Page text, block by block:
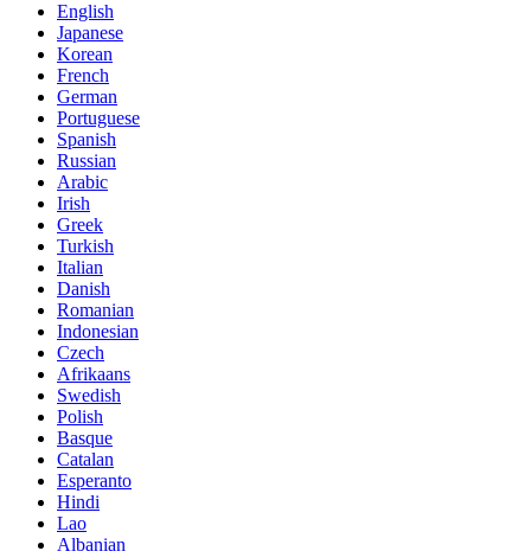
English
Japanese
Korean
French
German
Portuguese
Spanish
Russian
Arabic
Irish
Greek
Turkish
Italian
Danish
Romanian
Indonesian
Czech
Afrikaans
Swedish
Polish
Basque
Catalan
Esperanto
Hindi
Lao
Albanian